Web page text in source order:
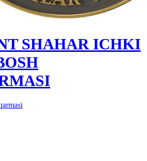
SHAHAR IСHKI